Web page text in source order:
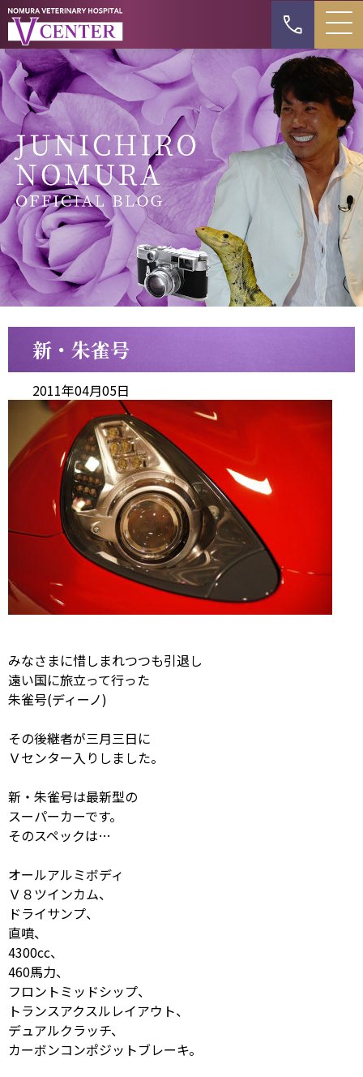
新・朱雀号
2011年04月05日
みなさまに惜しまれつつも引退し
遠い国に旅立って行った
朱雀号(ディーノ)
その後継者が三月三日に
Ｖセンター入りしました。
新・朱雀号は最新型の
スーパーカーです。
そのスペックは…
オールアルミボディ
Ｖ８ツインカム、
ドライサンプ、
直噴、
4300cc、
460馬力、
フロントミッドシップ、
トランスアクスルレイアウト、
デュアルクラッチ、
カーボンコンポジットブレーキ。